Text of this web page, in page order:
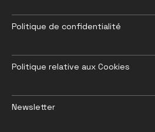
Politique de confidentialité
Politique relative aux Cookies
Newsletter